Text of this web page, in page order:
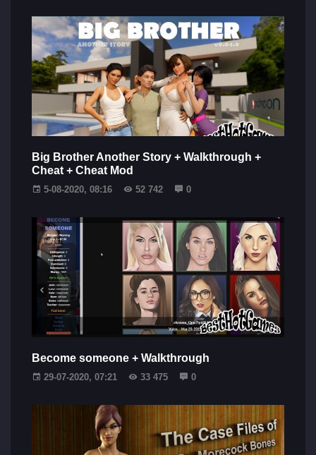
Big Brother Another Story + Walkthrough +
Cheat + Cheat Mod
5-08-2020, 08:16 52 742 0
Become someone + Walkthrough
29-07-2020, 07:21 33 475 0